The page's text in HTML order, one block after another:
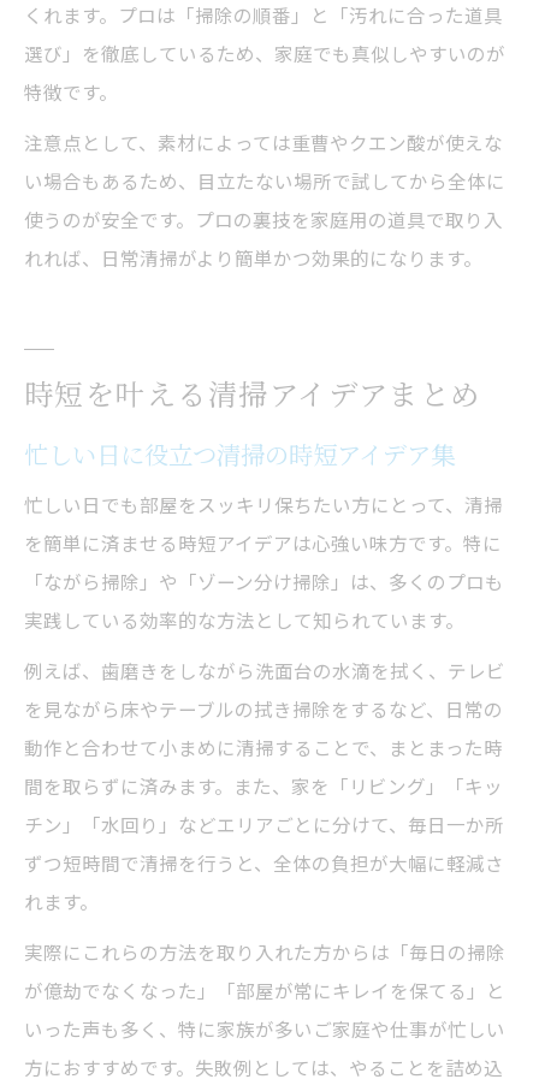
くれます。プロは「掃除の順番」と「汚れに合った道具
選び」を徹底しているため、家庭でも真似しやすいのが
特徴です。
注意点として、素材によっては重曹やクエン酸が使えな
い場合もあるため、目立たない場所で試してから全体に
使うのが安全です。プロの裏技を家庭用の道具で取り入
れれば、日常清掃がより簡単かつ効果的になります。
時短を叶える清掃アイデアまとめ
忙しい日に役立つ清掃の時短アイデア集
忙しい日でも部屋をスッキリ保ちたい方にとって、清掃
を簡単に済ませる時短アイデアは心強い味方です。特に
「ながら掃除」や「ゾーン分け掃除」は、多くのプロも
実践している効率的な方法として知られています。
例えば、歯磨きをしながら洗面台の水滴を拭く、テレビ
を見ながら床やテーブルの拭き掃除をするなど、日常の
動作と合わせて小まめに清掃することで、まとまった時
間を取らずに済みます。また、家を「リビング」「キッ
チン」「水回り」などエリアごとに分けて、毎日一か所
ずつ短時間で清掃を行うと、全体の負担が大幅に軽減さ
れます。
実際にこれらの方法を取り入れた方からは「毎日の掃除
が億劫でなくなった」「部屋が常にキレイを保てる」と
いった声も多く、特に家族が多いご家庭や仕事が忙しい
方におすすめです。失敗例としては、やることを詰め込